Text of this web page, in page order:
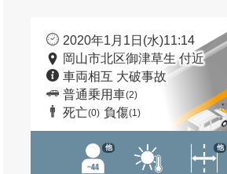
2020年1月1日(水)11:14
岡山市北区御津草生 付近
車両相互 大破事故
普通乗用車(2)
死亡(0) 負傷(1)
他 他